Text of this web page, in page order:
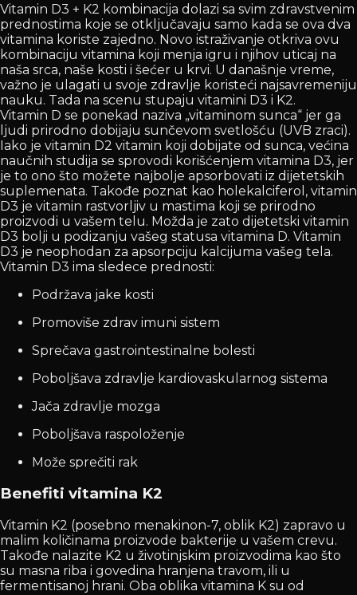
Vitamin D3 + K2 kombinacija dolazi sa svim zdravstvenim
prednostima koje se otključavaju samo kada se ova dva
vitamina koriste zajedno. Novo istraživanje otkriva ovu
kombinaciju vitamina koji menja igru i njihov uticaj na
naša srca, naše kosti i šećer u krvi. U današnje vreme,
važno je ulagati u svoje zdravlje koristeći najsavremeniju
nauku. Tada na scenu stupaju vitamini D3 i K2.
Vitamin D se ponekad naziva „vitaminom sunca“ jer ga
ljudi prirodno dobijaju sunčevom svetlošću (UVB zraci).
Iako je vitamin D2 vitamin koji dobijate od sunca, većina
naučnih studija se sprovodi korišćenjem vitamina D3, jer
je to ono što možete najbolje apsorbovati iz dijetetskih
suplemenata. Takođe poznat kao holekalciferol, vitamin
D3 je vitamin rastvorljiv u mastima koji se prirodno
proizvodi u vašem telu. Možda je zato dijetetski vitamin
D3 bolji u podizanju vašeg statusa vitamina D. Vitamin
D3 je neophodan za apsorpciju kalcijuma vašeg tela.
Vitamin D3 ima sledece prednosti:
Podržava jake kosti
Promoviše zdrav imuni sistem
Sprečava gastrointestinalne bolesti
Poboljšava zdravlje kardiovaskularnog sistema
Jača zdravlje mozga
Poboljšava raspoloženje
Može sprečiti rak
Benefiti vitamina K2
Vitamin K2 (posebno menakinon-7, oblik K2) zapravo u
malim količinama proizvode bakterije u vašem crevu.
Takođe nalazite K2 u životinjskim proizvodima kao što
su masna riba i govedina hranjena travom, ili u
fermentisanoj hrani. Oba oblika vitamina K su od